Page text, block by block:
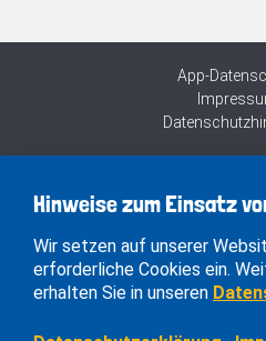
App-
Hinweise zum Einsatz
Wir setzen auf unserer
erforderliche Cookies ein.
erhalten Sie in unseren